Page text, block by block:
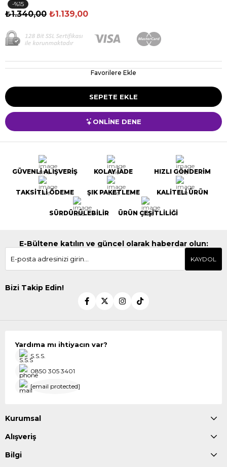
15
₺1.340,00 ₺1.139,00
Favorilere Ekle
ONLİNE DENE
GÜVENLİ ALIŞVERİŞ KOLAY İADE HIZLI GÖNDERİM
TAKSİTLİ ÖDEME ŞIK PAKETLEME KALİTELİ ÜRÜN
SÜRDÜRÜLEBİLİR ÜRÜN ÇEŞİTLİLİĞİ
E-Bültene katılın ve güncel olarak haberdar olun:
KAYDOL
Bizi Takip Edin!
Yardıma mı ihtiyacın var?
S.S.S.
0850 305 3401
[email protected]
Kurumsal
Alışveriş
Bilgi